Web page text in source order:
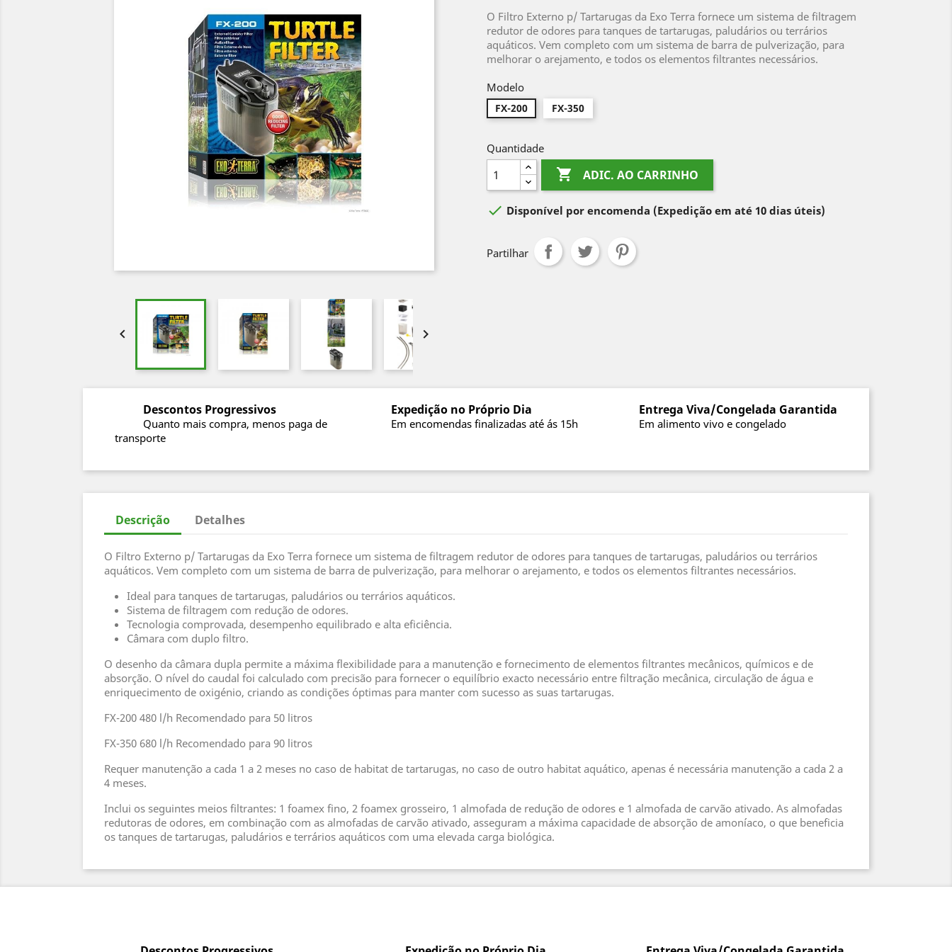
 
O Filtro Externo p/ Tartarugas da Exo Terra fornece um sistema de filtragem
redutor de odores para tanques de tartarugas, paludários ou terrários
aquáticos. Vem completo com um sistema de barra de pulverização, para
melhorar o arejamento, e todos os elementos filtrantes necessários.
Modelo
FX-200 FX-350
Quantidade
 ADIC. AO CARRINHO
 Disponível por encomenda (Expedição em até 10 dias úteis)
Partilhar
Descontos Progressivos
Quanto mais compra, menos paga de
transporte
Expedição no Próprio Dia
Em encomendas finalizadas até ás 15h
Entrega Viva/Congelada Garantida
Em alimento vivo e congelado
Descrição Detalhes
O Filtro Externo p/ Tartarugas da Exo Terra fornece um sistema de filtragem redutor de odores para tanques de tartarugas, paludários ou terrários
aquáticos. Vem completo com um sistema de barra de pulverização, para melhorar o arejamento, e todos os elementos filtrantes necessários.
Ideal para tanques de tartarugas, paludários ou terrários aquáticos.
Sistema de filtragem com redução de odores.
Tecnologia comprovada, desempenho equilibrado e alta eficiência.
Câmara com duplo filtro.
O desenho da câmara dupla permite a máxima flexibilidade para a manutenção e fornecimento de elementos filtrantes mecânicos, químicos e de
absorção. O nível do caudal foi calculado com precisão para fornecer o equilíbrio exacto necessário entre filtração mecânica, circulação de água e
enriquecimento de oxigénio, criando as condições óptimas para manter com sucesso as suas tartarugas.
FX-200 480 l/h Recomendado para 50 litros
FX-350 680 l/h Recomendado para 90 litros
Requer manutenção a cada 1 a 2 meses no caso de habitat de tartarugas, no caso de outro habitat aquático, apenas é necessária manutenção a cada 2 a
4 meses.
Inclui os seguintes meios filtrantes: 1 foamex fino, 2 foamex grosseiro, 1 almofada de redução de odores e 1 almofada de carvão ativado. As almofadas
redutoras de odores, em combinação com as almofadas de carvão ativado, asseguram a máxima capacidade de absorção de amoníaco, o que beneficia
os tanques de tartarugas, paludários e terrários aquáticos com uma elevada carga biológica.